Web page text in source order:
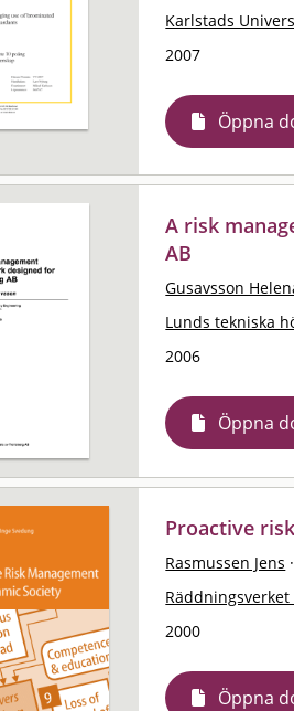
Karlstads
2007
Öppna
A risk
AB
Gusavsson
Lunds tekniska
2006
Öppna
Proactive
Rasmussen Jens ·
Räddningsverket
2000
Öppna